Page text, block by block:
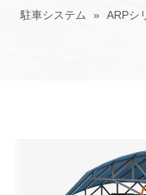
駐車システム
» ARPシ